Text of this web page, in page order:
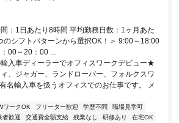
：1日あたり8時間 平均勤務日数：1ヶ月あた
のシフトパターンから選択OK！＞ 9:00～18:00
00～20：00 ...
入車ディーラーでオフィスワークデビュー★
、ジャガー、ランドローバー、フォルクスワ
名輸入車を扱うオフィスでのお仕事です。 メ
ワークOK フリーター歓迎 学歴不問
職場見学可
者歓迎 交通費全額支給 残業なし 研修あり
在宅OK